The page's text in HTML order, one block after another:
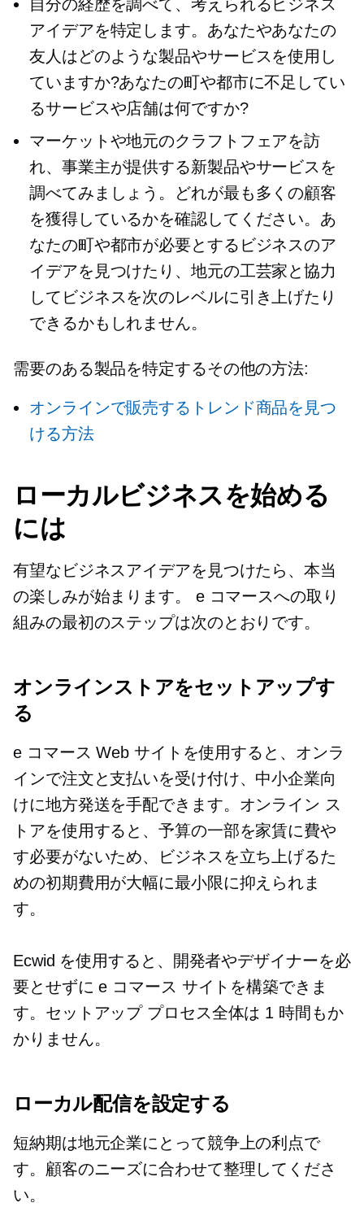
自分の経歴を調べて、考えられるビジネス
アイデアを特定します。あなたやあなたの
友人はどのような製品やサービスを使用し
ていますか?あなたの町や都市に不足してい
るサービスや店舗は何ですか?
マーケットや地元のクラフトフェアを訪
れ、事業主が提供する新製品やサービスを
調べてみましょう。どれが最も多くの顧客
を獲得しているかを確認してください。あ
なたの町や都市が必要とするビジネスのア
イデアを見つけたり、地元の工芸家と協力
してビジネスを次のレベルに引き上げたり
できるかもしれません。
需要のある製品を特定するその他の方法:
オンラインで販売するトレンド商品を見つ
ける方法
ローカルビジネスを始める
には
有望なビジネスアイデアを見つけたら、本当
の楽しみが始まります。 e コマースへの取り
組みの最初のステップは次のとおりです。
オンラインストアをセットアップす
る
e コマース Web サイトを使用すると、オンラ
インで注文と支払いを受け付け、中小企業向
けに地方発送を手配できます。オンライン ス
トアを使用すると、予算の一部を家賃に費や
す必要がないため、ビジネスを立ち上げるた
めの初期費用が大幅に最小限に抑えられま
す。
Ecwid を使用すると、開発者やデザイナーを必
要とせずに e コマース サイトを構築できま
す。セットアップ プロセス全体は 1 時間もか
かりません。
ローカル配信を設定する
短納期は地元企業にとって競争上の利点で
す。顧客のニーズに合わせて整理してくださ
い。